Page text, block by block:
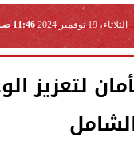
الثلاثاء، 19 نوفمبر 2024 11:46 صـ
لتعزيز